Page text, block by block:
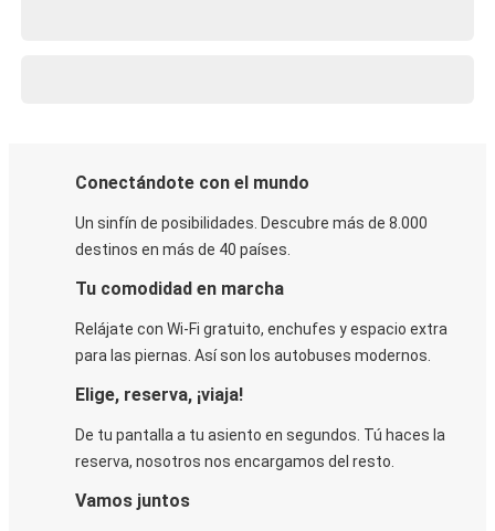
Conectándote con el mundo
Un sinfín de posibilidades. Descubre más de 8.000
destinos en más de 40 países.
Tu comodidad en marcha
Relájate con Wi-Fi gratuito, enchufes y espacio extra
para las piernas. Así son los autobuses modernos.
Elige, reserva, ¡viaja!
De tu pantalla a tu asiento en segundos. Tú haces la
reserva, nosotros nos encargamos del resto.
Vamos juntos